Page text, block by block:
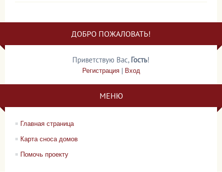
ДОБРО ПОЖАЛОВАТЬ!
Приветствую Вас, Гость!
Регистрация| Вход
МЕНЮ
Главная страница
Карта сноса домов
Помочь проекту